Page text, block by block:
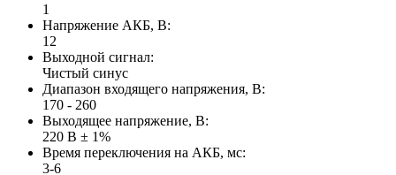
1
Напряжение АКБ, В:
12
Выходной сигнал:
Чистый синус
Диапазон входящего напряжения, В:
170 - 260
Выходящее напряжение, В:
220 В ± 1%
Время переключения на АКБ, мс:
3-6